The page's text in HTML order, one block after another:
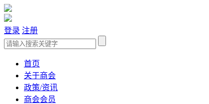
登录 注册
首页
关于商会
政策/资讯
商会会员